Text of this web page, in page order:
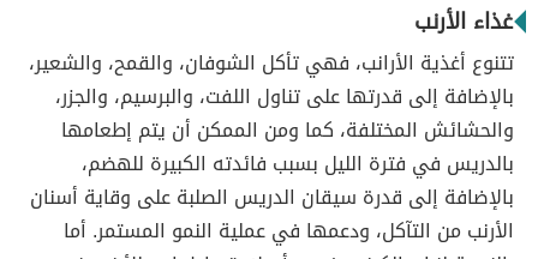
غذاء الأرنب
تتنوع أغذية الأرانب، فهي تأكل الشوفان، والقمح، والشعير،
بالإضافة إلى قدرتها على تناول اللفت، والبرسيم، والجزر،
والحشائش المختلفة، كما ومن الممكن أن يتم إطعامها
بالدريس في فترة الليل بسبب فائدته الكبيرة للهضم،
بالإضافة إلى قدرة سيقان الدريس الصلبة على وقاية أسنان
الأرنب من التآكل، ودعمها في عملية النمو المستمر. أما